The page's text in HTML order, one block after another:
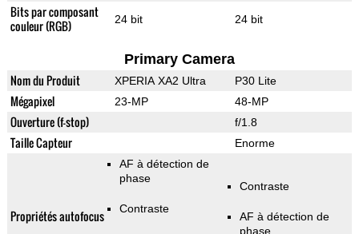
Bits par composant
couleur (RGB)
24 bit 24 bit
Primary Camera
Nom du Produit XPERIA XA2 Ultra P30 Lite
Mégapixel 23-MP 48-MP
Ouverture (f-stop) f/1.8
Taille Capteur Enorme
Propriétés autofocus
AF à détection de
phase
Contraste
Contraste
AF à détection de
phase